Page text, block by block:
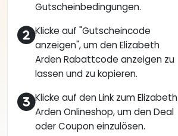
Gutscheinbedingungen.
Klicke auf "Gutscheincode
anzeigen", um den Elizabeth
Arden Rabattcode anzeigen zu
lassen und zu kopieren.
Klicke auf den Link zum Elizabeth
Arden Onlineshop, um den Deal
oder Coupon einzulösen.